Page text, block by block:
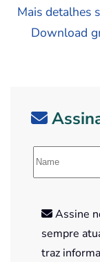
Mais detalhes
Download
Assine
sempre
traz